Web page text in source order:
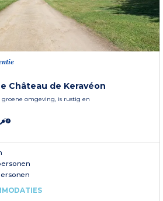
Château de Keravéon
groene omgeving, is rustig en